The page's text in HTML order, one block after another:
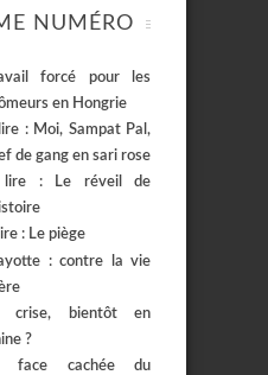
NUMÉRO
forcé pour les
en Hongrie
: Moi, Sampat Pal,
de gang en sari rose
: Le réveil de
: Le piège
: contre la vie
crise, bientôt en
?
face cachée du